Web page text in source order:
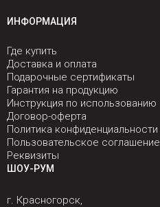
ИНФОРМАЦИЯ
Где купить
Доставка и оплата
Подарочные сертификаты
Гарантия на продукцию
Инструкция по использованию
Договор-оферта
Политика конфиденциальности
Пользовательское соглашение
Реквизиты
ШОУ-РУМ
г. Красногорск,